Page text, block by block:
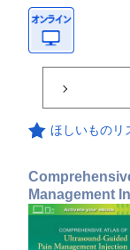
ほしいものリ
Management